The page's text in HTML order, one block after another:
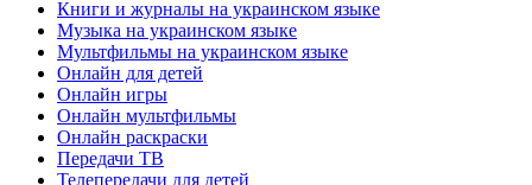
Книги и журналы на украинском языке
Музыка на украинском языке
Мультфильмы на украинском языке
Онлайн для детей
Онлайн игры
Онлайн мультфильмы
Онлайн раскраски
Передачи ТВ
Телепередачи для детей